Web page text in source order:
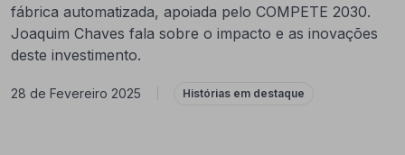
fábrica automatizada, apoiada pelo COMPETE 2030.
Joaquim Chaves fala sobre o impacto e as inovações
deste investimento.
28 de Fevereiro 2025 Histórias em destaque